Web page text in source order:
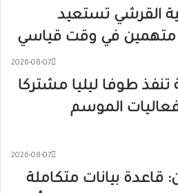
القرشي تستعيد
في وقت قياسي
2026-08-07
طوفا ليليا مشتركا
الموسم
2026-08-07
قاعدة بيانات متكاملة